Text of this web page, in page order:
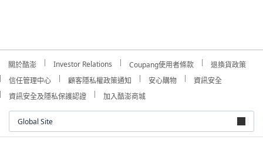
關於酷澎 Investor Relations Coupang使用者條款
退換貨政策
信任管理中心
顧客隱私權政策通知 安心購物
資訊安全
資訊安全及隱私保護認證
加入酷澎商城
Global Site